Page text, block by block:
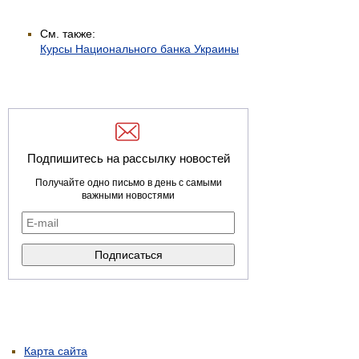
См. также:
Курсы Национального банка Украины
Подпишитесь на рассылку новостей
Получайте одно письмо в день с самыми
важными новостями
Карта сайта